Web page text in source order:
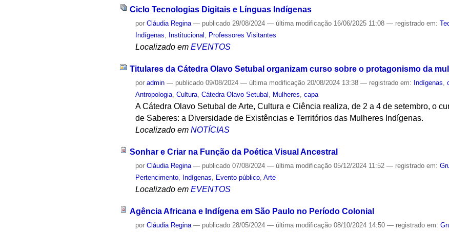
Ciclo Tecnologias Digitais e Línguas Indígenas
porCláudia Regina — publicado 29/08/2024— última modificação 16/06/2025 11:08— registrado em:
Indígenas, Institucional , Professores Visitantes
Localizado em EVENTOS
Titulares da Cátedra Olavo Setubal organizam curso sobre o protagonismo da
poradmin — publicado 09/08/2024— última modificação 20/08/2024 13:38— registrado em: Indígenas,
Antropologia,Cultura,Cátedra Olavo Setubal , Mulheres,capa
A Cátedra Olavo Setubal de Arte, Cultura e Ciência realiza, de 2 a 4 de setembro, o
de Saberes: a Diversidade de Existências e Territórios das Mulheres Indígenas.
Localizado em NOTÍCIAS
Sonhar e Criar na Função da Poética Visual Ancestral
porCláudia Regina — publicado 07/08/2024— última modificação 05/12/2024 11:52— registrado em:
Pertencimento
Indígenas Evento público ,Arte
Localizado em EVENTOS
Agência Africana e Indígena em São Paulo no Período Colonial
porCláudia Regina — publicado 28/05/2024— última modificação 08/10/2024 14:50— registrado em: